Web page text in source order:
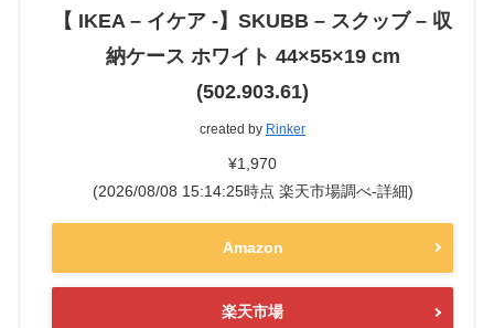
【 IKEA – イケア -】SKUBB – スクッブ – 収
納ケース ホワイト 44×55×19 cm
(502.903.61)
created by Rinker
¥1,970
(2026/08/08 15:14:25時点 楽天市場調べ-詳細)
Amazon
楽天市場